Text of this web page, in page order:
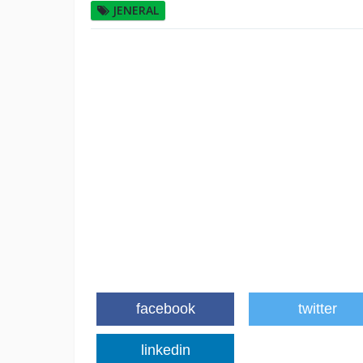
JENERAL
facebook twitter
linkedin